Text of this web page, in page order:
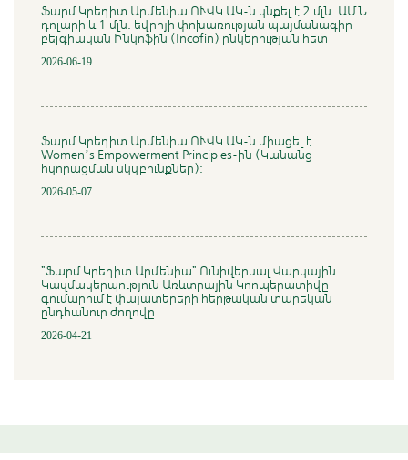
Ֆարմ Կրեդիտ Արմենիա ՈՒՎԿ ԱԿ-ն կնքել է 2 մլն. ԱՄՆ
դոլարի և 1 մլն. եվրոյի փոխառության պայմանագիր
բելգիական Ինկոֆին (Incofin) ընկերության հետ
2026-06-19
Ֆարմ Կրեդիտ Արմենիա ՈՒՎԿ ԱԿ-ն միացել է
Women’s Empowerment Principles-ին (Կանանց
հզորացման սկզբունքներ)։
2026-05-07
"Ֆարմ Կրեդիտ Արմենիա" Ունիվերսալ Վարկային
Կազմակերպություն Առևտրային Կոոպերատիվը
գումարում է փայատերերի հերթական տարեկան
ընդհանուր ժողովը
2026-04-21